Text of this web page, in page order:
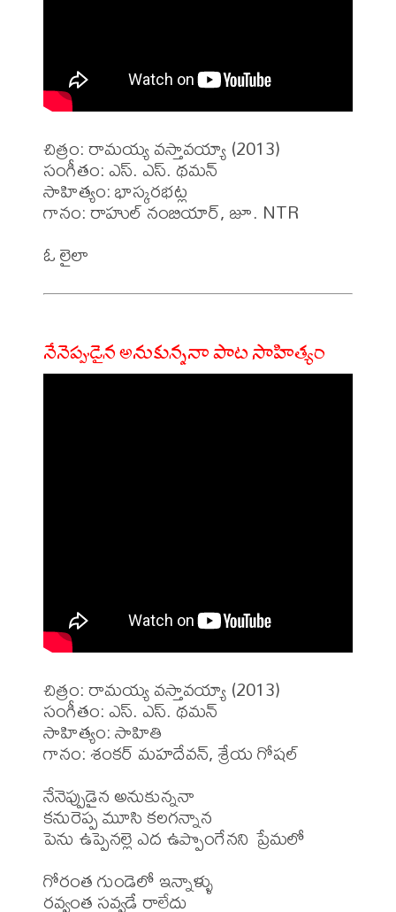
చిత్రం: రామయ్య వస్తావయ్యా (2013)
సంగీతం: ఎస్. ఎస్. థమన్
సాహిత్యం: భాస్కరభట్ల
గానం: రాహుల్ నంబియార్, జూ. NTR
నేనెప్పుడైన అనుకున్ననా పాట సాహిత్యం
చిత్రం: రామయ్య వస్తావయ్యా (2013)
సంగీతం: ఎస్. ఎస్. థమన్
సాహిత్యం: సాహితి
గానం: శంకర్ మహదేవన్, శ్రేయ గోషల్
నేనెప్పుడైన అనుకున్ననా
కనురెప్ప మూసి కలగన్నాన
పెను ఉప్పెనల్లె ఎద ఉప్పొంగేనని ప్రేమలో
గోరంత గుండెలో ఇన్నాళ్ళు
రవ్వంత సవ్వడే రాలేదు